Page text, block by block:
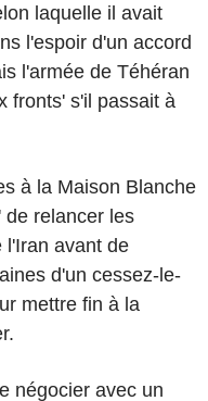
laquelle il avait
l'espoir d'un accord
l'armée de Téhéran
fronts' s'il passait à
à la Maison Blanche
de relancer les
l'Iran avant de
d'un cessez-le-
mettre fin à la
négocier avec un